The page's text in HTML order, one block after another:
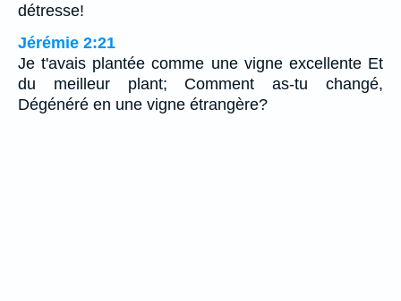
détresse!
Jérémie 2:21
Je t'avais plantée comme une vigne excellente Et
du meilleur plant; Comment as-tu changé,
Dégénéré en une vigne étrangère?